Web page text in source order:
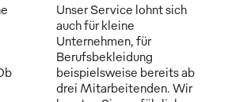
Unser Service lohnt sich
auch für kleine
Unternehmen, für
Berufsbekleidung
beispielsweise bereits ab
drei Mitarbeitenden. Wir